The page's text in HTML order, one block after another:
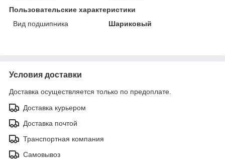
Пользовательские характеристики
Вид подшипника
Шариковый
Условия доставки
Доставка осуществляется только по предоплате.
Доставка курьером
Доставка почтой
Транспортная компания
Самовывоз